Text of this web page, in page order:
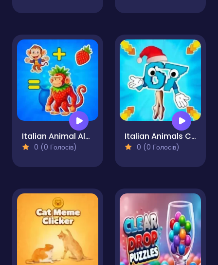
Italian Animal Alchemy - Brainrot
0 (0 Голосів)
Italian Animals Create a Christmas Brainrot!
0 (0 Голосів)